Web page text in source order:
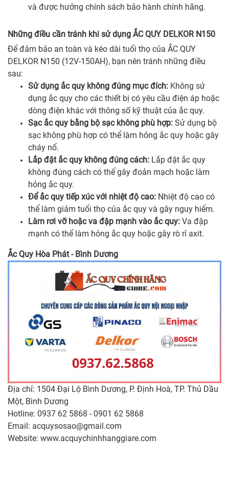
và được hưởng chính sách bảo hành chính hãng.
Những điều cần tránh khi sử dụng ẮC QUY DELKOR N150
Để đảm bảo an toàn và kéo dài tuổi thọ của ẮC QUY
DELKOR N150 (12V-150AH), bạn nên tránh những điều
sau:
Sử dụng ắc quy không đúng mục đích: Không sử
dụng ắc quy cho các thiết bị có yêu cầu điện áp hoặc
dòng điện khác với thông số kỹ thuật của ắc quy.
Sạc ắc quy bằng bộ sạc không phù hợp: Sử dụng bộ
sạc không phù hợp có thể làm hỏng ắc quy hoặc gây
cháy nổ.
Lắp đặt ắc quy không đúng cách: Lắp đặt ắc quy
không đúng cách có thể gây đoản mạch hoặc làm
hỏng ắc quy.
Để ắc quy tiếp xúc với nhiệt độ cao: Nhiệt độ cao có
thể làm giảm tuổi thọ của ắc quy và gây nguy hiểm.
Làm rơi vỡ hoặc va đập mạnh vào ắc quy: Va đập
mạnh có thể làm hỏng ắc quy hoặc gây rò rỉ axit.
Ắc Quy Hòa Phát - Bình Dương
Địa chỉ: 1504 Đại Lộ Bình Dương, P. Định Hoà, TP. Thủ Dầu
Một, Bình Dương
Hotline: 0937 62 5868 - 0901 62 5868
Email: acquysosao@gmail.com
Website: www.acquychinhhanggiare.com